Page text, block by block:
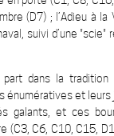
(D7) ; l’Adieu à la
suivi d’une "scie"
dans la
et leurs
galants, et ces
(C3, C6, C10, C15,